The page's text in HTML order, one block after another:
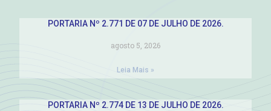
PORTARIA Nº 2.771 DE 07 DE JULHO DE 2026.
agosto 5, 2026
Leia Mais »
PORTARIA Nº 2.774 DE 13 DE JULHO DE 2026.